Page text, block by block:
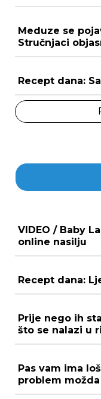
Meduze se
Stručnjaci
Recept dana:
VIDEO / Baby
online nasilju
Recept dana:
Prije nego ih
što se nalazi u
Pas vam ima
problem